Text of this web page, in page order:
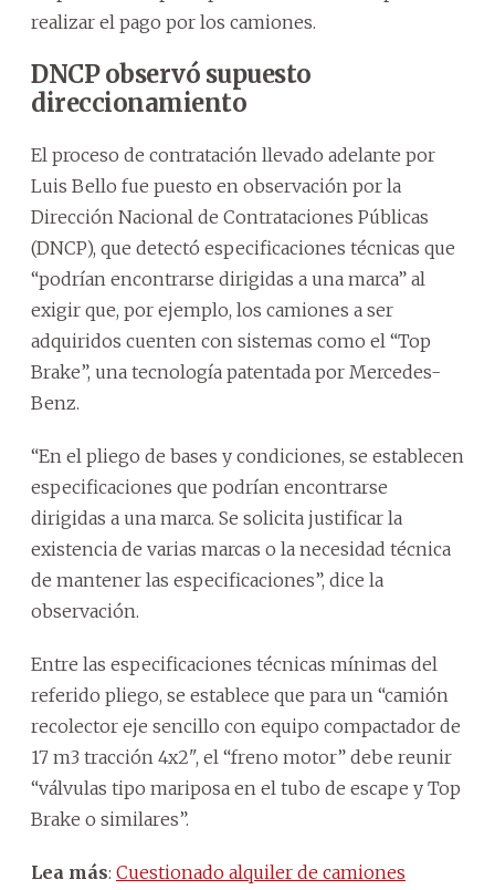
realizar el pago por los camiones.
DNCP observó supuesto
direccionamiento
El proceso de contratación llevado adelante por
Luis Bello fue puesto en observación por la
Dirección Nacional de Contrataciones Públicas
(DNCP), que detectó especificaciones técnicas que
“podrían encontrarse dirigidas a una marca” al
exigir que, por ejemplo, los camiones a ser
adquiridos cuenten con sistemas como el “Top
Brake”, una tecnología patentada por Mercedes-
Benz.
“En el pliego de bases y condiciones, se establecen
especificaciones que podrían encontrarse
dirigidas a una marca. Se solicita justificar la
existencia de varias marcas o la necesidad técnica
de mantener las especificaciones”, dice la
observación.
Entre las especificaciones técnicas mínimas del
referido pliego, se establece que para un “camión
recolector eje sencillo con equipo compactador de
17 m3 tracción 4x2", el “freno motor” debe reunir
“válvulas tipo mariposa en el tubo de escape y Top
Brake o similares”.
Lea más: Cuestionado alquiler de camiones